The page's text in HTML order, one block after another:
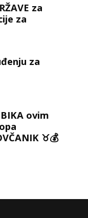
za
za
za
ovim
♉💰